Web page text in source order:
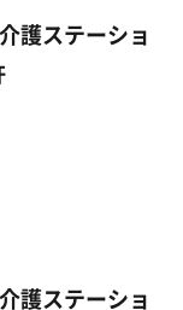
護ステーショ
護ステーショ